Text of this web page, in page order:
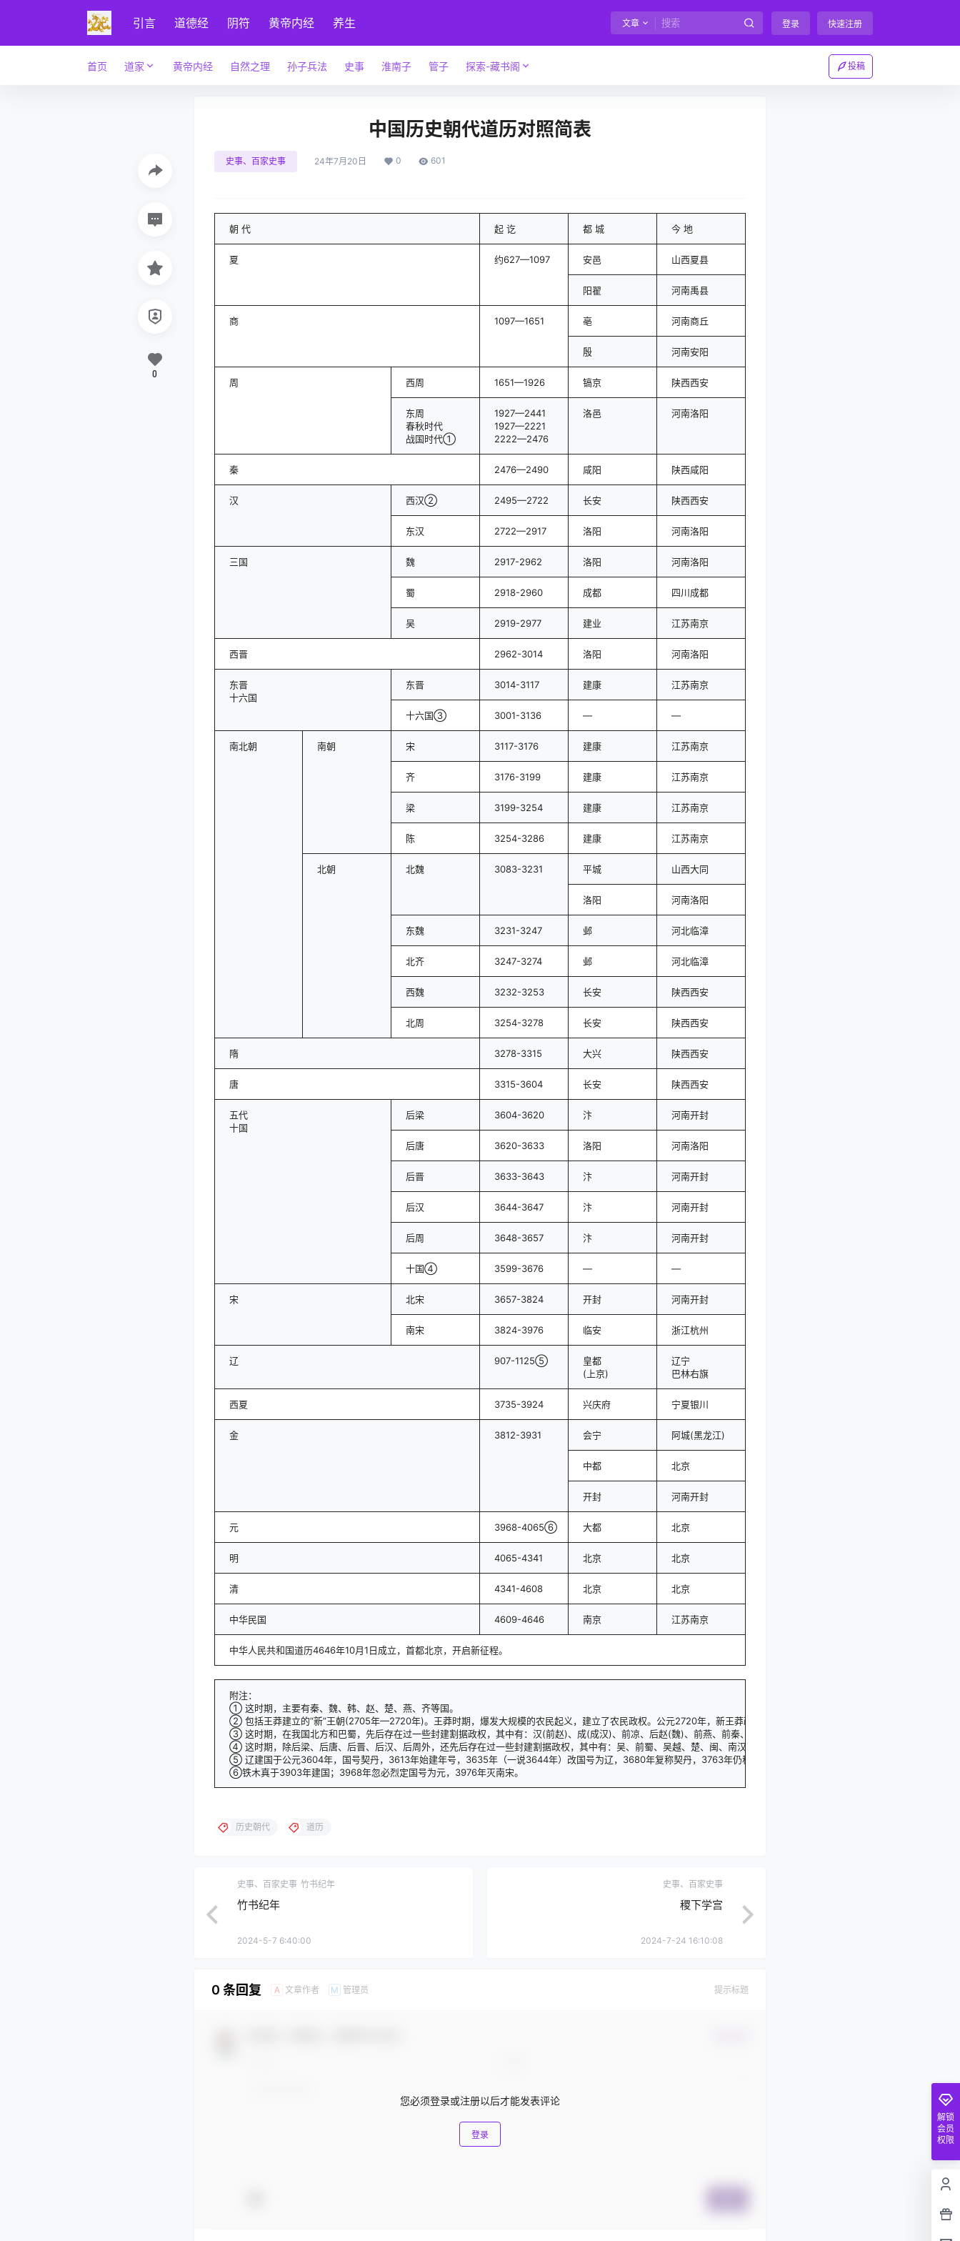
引言 道德经 阴符 黄帝内经 养生 文章 登录 快速注册
首页 道家 黄帝内经 自然之理 孙子兵法 史事 淮南子 管子 探索-藏书阁 投稿
中国历史朝代道历对照简表
史事、百家史事 24年7月20日 0 601
朝 代 起 讫 都 城 今 地
夏 约627—1097 安邑 山西夏县
阳翟 河南禹县
商 1097—1651 亳 河南商丘
殷 河南安阳
周 西周 1651—1926 镐京 陕西西安
东周
春秋时代
战国时代①
1927—2441
1927—2221
2222—2476
洛邑 河南洛阳
秦 2476—2490 咸阳 陕西咸阳
汉 西汉② 2495—2722 长安 陕西西安
东汉 2722—2917 洛阳 河南洛阳
三国 魏 2917-2962 洛阳 河南洛阳
蜀 2918-2960 成都 四川成都
吴 2919-2977 建业 江苏南京
西晋 2962-3014 洛阳 河南洛阳
东晋
十六国
东晋 3014-3117 建康 江苏南京
十六国③ 3001-3136 — —
南北朝 南朝 宋 3117-3176 建康 江苏南京
齐 3176-3199 建康 江苏南京
梁 3199-3254 建康 江苏南京
陈 3254-3286 建康 江苏南京
北朝 北魏 3083-3231 平城 山西大同
洛阳 河南洛阳
东魏 3231-3247 邺 河北临漳
北齐 3247-3274 邺 河北临漳
西魏 3232-3253 长安 陕西西安
北周 3254-3278 长安 陕西西安
隋 3278-3315 大兴 陕西西安
唐 3315-3604 长安 陕西西安
五代
十国
后梁 3604-3620 汴 河南开封
后唐 3620-3633 洛阳 河南洛阳
后晋 3633-3643 汴 河南开封
后汉 3644-3647 汴 河南开封
后周 3648-3657 汴 河南开封
十国④ 3599-3676 — —
宋 北宋 3657-3824 开封 河南开封
南宋 3824-3976 临安 浙江杭州
辽 907-1125⑤
皇都
(上京)
辽宁
巴林右旗
西夏 3735-3924 兴庆府 宁夏银川
金 3812-3931 会宁 阿城(黑龙江)
中都 北京
开封 河南开封
元 3968-4065⑥ 大都 北京
明 4065-4341 北京 北京
清 4341-4608 北京 北京
中华民国 4609-4646 南京 江苏南京
中华人民共和国道历4646年10月1日成立，首都北京，开启新征程。
附注：
① 这时期，主要有秦、魏、韩、赵、楚、燕、齐等国。
② 包括王莽建立的“新”王朝(2705年—2720年)。王莽时期，爆发大规模的农民起义，建立了农民政权。公元2720年，新王莽政权灭亡。公元2722年，东汉王朝建立。
③ 这时期，在我国北方和巴蜀，先后存在过一些封建割据政权，其中有：汉(前赵)、成(成汉)、前凉、后赵(魏)、前燕、前秦、后燕、后秦、西秦、后凉、南凉、北凉、南燕、西
④ 这时期，除后梁、后唐、后晋、后汉、后周外，还先后存在过一些封建割据政权，其中有：吴、前蜀、吴越、楚、闽、南汉、荆南(南平)、后蜀、南唐、北汉等国，历史上叫做
⑤ 辽建国于公元3604年，国号契丹，3613年始建年号，3635年（一说3644年）改国号为辽，3680年复称契丹，3763年仍称辽。
⑥铁木真于3903年建国；3968年忽必烈定国号为元，3976年灭南宋。
0
历史朝代 道历
史事、百家史事 竹书纪年
竹书纪年
2024-5-7 6:40:00
史事、百家史事
稷下学宫
2024-7-24 16:10:08
0 条回复 A 文章作者 M 管理员 提示标题
您必须登录或注册以后才能发表评论
登录
解锁
会员
权限